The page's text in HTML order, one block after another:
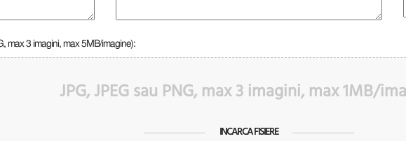
max 3 imagini, max 5MB/imagine):
JPG, JPEG sau PNG, max 3 imagini, max 1MB/
INCARCA FISIERE